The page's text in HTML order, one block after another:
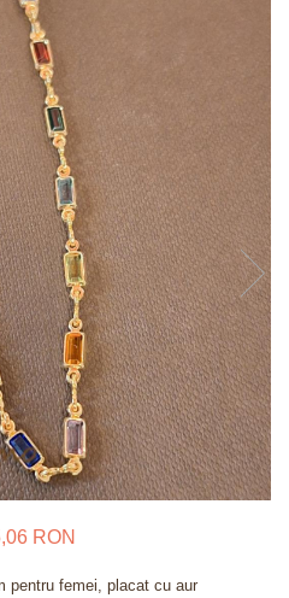
aur
RON
pentru femei, placat cu aur